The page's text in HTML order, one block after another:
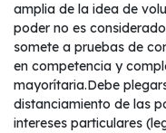
amplia de la idea de
poder no es
somete a pruebas de
en competencia y
mayorítaria.Debe
distanciamiento de las
intereses particulares